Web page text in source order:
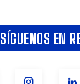
SÍGUENOS EN